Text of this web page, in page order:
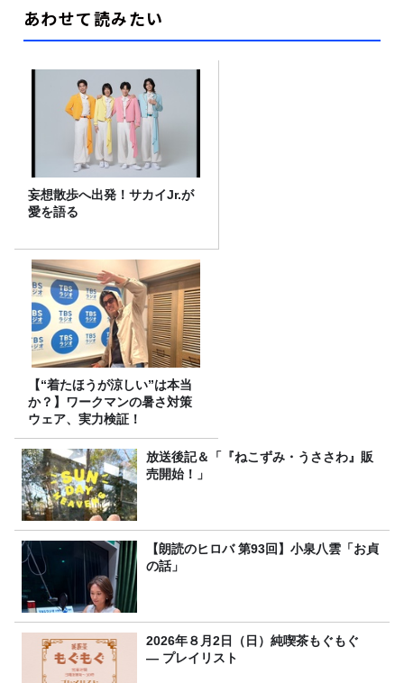
あわせて読みたい
妄想散歩へ出発！サカイJr.が
愛を語る
【“着たほうが涼しい”は本当
か？】ワークマンの暑さ対策
ウェア、実力検証！
放送後記＆「『ねこずみ・うささわ』販
売開始！」
【朗読のヒロバ 第93回】小泉八雲「お貞
の話」
2026年８月2日（日）純喫茶もぐもぐ
― プレイリスト